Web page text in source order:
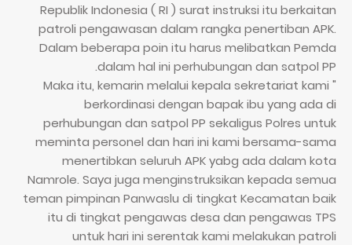
Republik Indonesia ( RI ) surat instruksi itu berkaitan
patroli pengawasan dalam rangka penertiban APK.
Dalam beberapa poin itu harus melibatkan Pemda
dalam hal ini perhubungan dan satpol PP.
" Maka itu, kemarin melalui kepala sekretariat kami
berkordinasi dengan bapak ibu yang ada di
perhubungan dan satpol PP sekaligus Polres untuk
meminta personel dan hari ini kami bersama-sama
menertibkan seluruh APK yabg ada dalam kota
Namrole. Saya juga menginstruksikan kepada semua
teman pimpinan Panwaslu di tingkat Kecamatan baik
itu di tingkat pengawas desa dan pengawas TPS
untuk hari ini serentak kami melakukan patroli